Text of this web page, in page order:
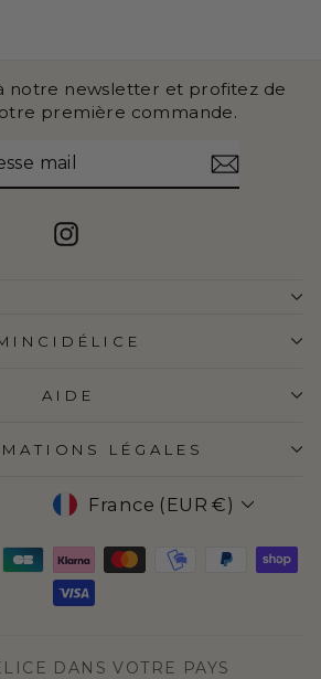
notre newsletter et profitez de
première commande.
Instagram
AIDE
LÉGALES
DEVISE
France (EUR €)
DANS VOTRE PAYS